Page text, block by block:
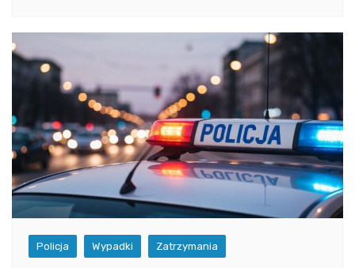
Policja Wypadki Zatrzymania